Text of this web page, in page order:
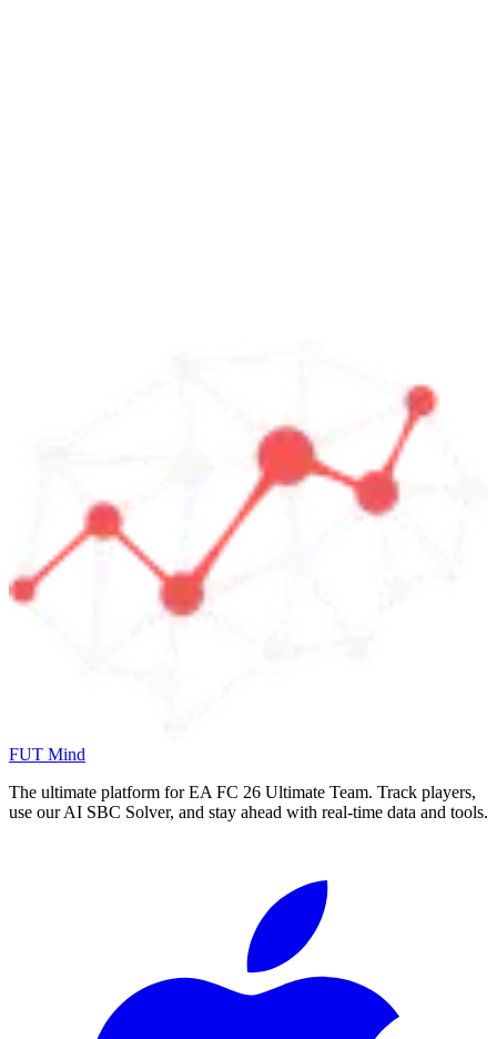
FUT Mind
The ultimate platform for EA FC 26 Ultimate Team. Track players,
use our AI SBC Solver, and stay ahead with real-time data and tools.